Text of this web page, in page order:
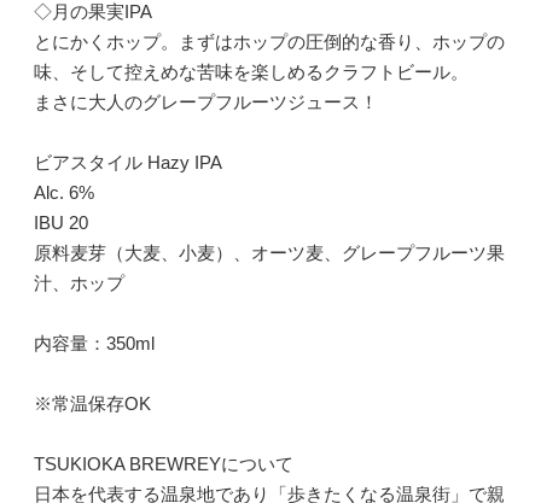
◇月の果実IPA
とにかくホップ。まずはホップの圧倒的な香り、ホップの
味、そして控えめな苦味を楽しめるクラフトビール。
まさに大人のグレープフルーツジュース！
ビアスタイル Hazy IPA
Alc. 6%
IBU 20
原料麦芽（大麦、小麦）、オーツ麦、グレープフルーツ果
汁、ホップ
内容量：350ml
※常温保存OK
TSUKIOKA BREWREYについて
日本を代表する温泉地であり「歩きたくなる温泉街」で親